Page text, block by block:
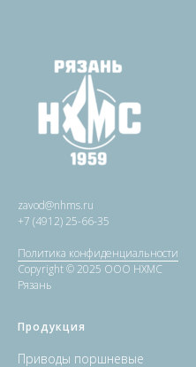
zavod@nhms.ru
+7 (4912) 25-66-35
Политика конфиденциальности
Copyright © 2025 ООО НХМС
Рязань
Продукция
Приводы поршневые